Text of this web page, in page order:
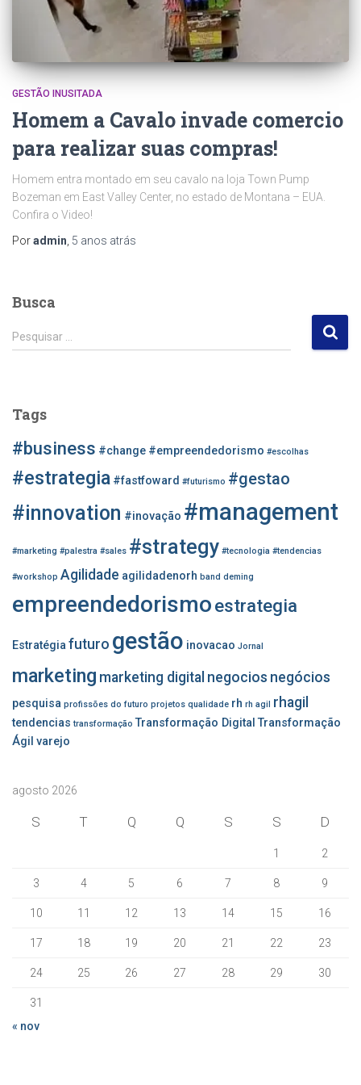
GESTÃO INUSITADA
Homem a Cavalo invade comercio
para realizar suas compras!
Homem entra montado em seu cavalo na loja Town Pump
Bozeman em East Valley Center, no estado de Montana – EUA.
Confira o Video!
Poradmin 5 anos atrás
Busca
P
e
a
r
o
Pesquisar …
Tags
#business #change #empreendedorismo #escolhas
#estrategia #fastfoward #futurismo #gestao
#innovation #inovação #management
#marketing #palestra #sales #strategy #tecnologia #tendencias
#workshop Agilidade agilidadenorh band deming
empreendedorismoestrategia
Estratégiafuturo gestão inovacao Jornal
marketing marketing digital negocios negócios
pesquisa profissões do futuro projetos qualidade rh rh agil rhagil
tendencias transformação Transformação Digital Transformação
Ágil varejo
agosto 2026
S T Q Q S S D
1 2
3 4 5 6 7 8 9
10 11 12 13 14 15 16
17 18 19 20 21 22 23
24 25 26 27 28 29 30
31
« nov